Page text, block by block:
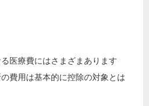
医療費にはさまざまあります
費用は基本的に控除の対象とは